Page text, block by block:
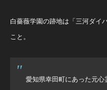
白薔薇学園の跡地は「三河ダイ
こと。
愛知県幸田町にあった元